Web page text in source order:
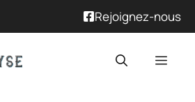
Rejoignez-nous